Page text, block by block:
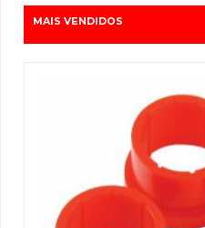
MAIS VENDIDOS